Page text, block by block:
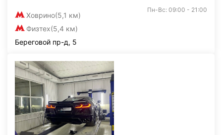
Ховрино(5,1 км)
Физтех(5,4 км)
Пн-Вс: 09:00 - 21:00
Береговой пр-д, 5